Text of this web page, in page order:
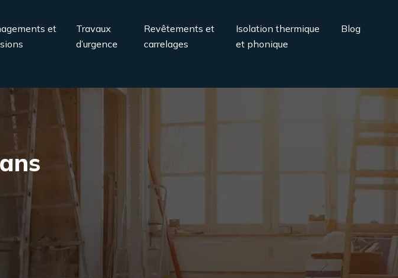
et
Travaux
d’urgence
Revêtements et
carrelages
Isolation thermique
et phonique
Blog